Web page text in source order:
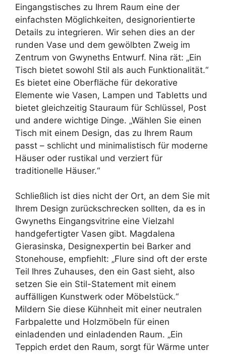
Eingangstisches zu Ihrem Raum eine der
einfachsten Möglichkeiten, designorientierte
Details zu integrieren. Wir sehen dies an der
runden Vase und dem gewölbten Zweig im
Zentrum von Gwyneths Entwurf. Nina rät: „Ein
Tisch bietet sowohl Stil als auch Funktionalität.“
Es bietet eine Oberfläche für dekorative
Elemente wie Vasen, Lampen und Tabletts und
bietet gleichzeitig Stauraum für Schlüssel, Post
und andere wichtige Dinge. „Wählen Sie einen
Tisch mit einem Design, das zu Ihrem Raum
passt – schlicht und minimalistisch für moderne
Häuser oder rustikal und verziert für
traditionelle Häuser.“
Schließlich ist dies nicht der Ort, an dem Sie mit
Ihrem Design zurückschrecken sollten, da es in
Gwyneths Eingangsvitrine eine Vielzahl
handgefertigter Vasen gibt. Magdalena
Gierasinska, Designexpertin bei Barker and
Stonehouse, empfiehlt: „Flure sind oft der erste
Teil Ihres Zuhauses, den ein Gast sieht, also
setzen Sie ein Stil-Statement mit einem
auffälligen Kunstwerk oder Möbelstück.“
Mildern Sie diese Kühnheit mit einer neutralen
Farbpalette und Holzmöbeln für einen
einladenden und einladenden Raum. „Ein
Teppich erdet den Raum, sorgt für Wärme unter